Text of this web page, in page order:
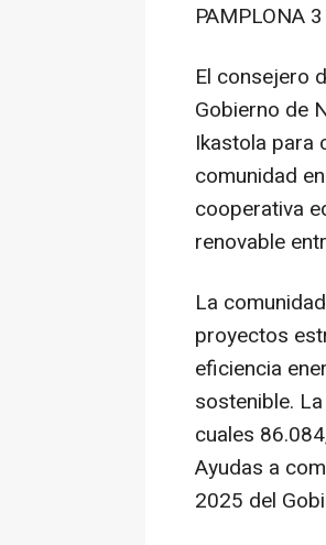
PAMPLONA
El consejero
Gobierno de
Ikastola para
comunidad
cooperativa
renovable
La
proyectos
eficiencia
sostenible.
cuales
Ayudas a
2025 del